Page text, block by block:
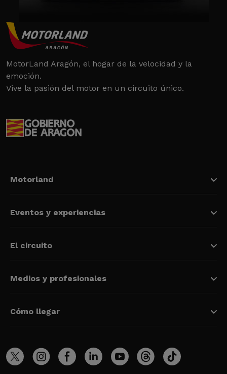
MotorLand Aragón, el hogar de la velocidad y la
emoción.
Vive la pasión del motor en un circuito único.
Motorland
Eventos y experiencias
El circuito
Medios y profesionales
Cómo llegar